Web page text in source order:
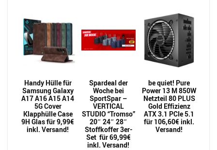
Handy Hülle für
Samsung Galaxy
A17 A16 A15 A14
5G Cover
Klapphülle Case
9H Glas für 9,99€
inkl. Versand!
Spardeal der
Woche bei
SportSpar –
VERTICAL
STUDIO “Tromso”
20″ 24″ 28″
Stoffkoffer 3er-
Set für 69,99€
inkl. Versand!
be quiet! Pure
Power 13 M 850W
Netzteil 80 PLUS
Gold Effizienz
ATX 3.1 PCIe 5.1
für 106,60€ inkl.
Versand!